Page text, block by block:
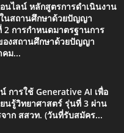
นไลน์ หลักสูตรการดำเนินงาน
นสถานศึกษาด้วยปัญญา
2 การกำหนดมาตรฐานการ
องสถานศึกษาด้วยปัญญา
คม...
การใช้ Generative AI เพื่อ
นรู้วิทยาศาสตร์ รุ่นที่ 3 ผ่าน
าก สสวท. (วันที่รับสมัคร...